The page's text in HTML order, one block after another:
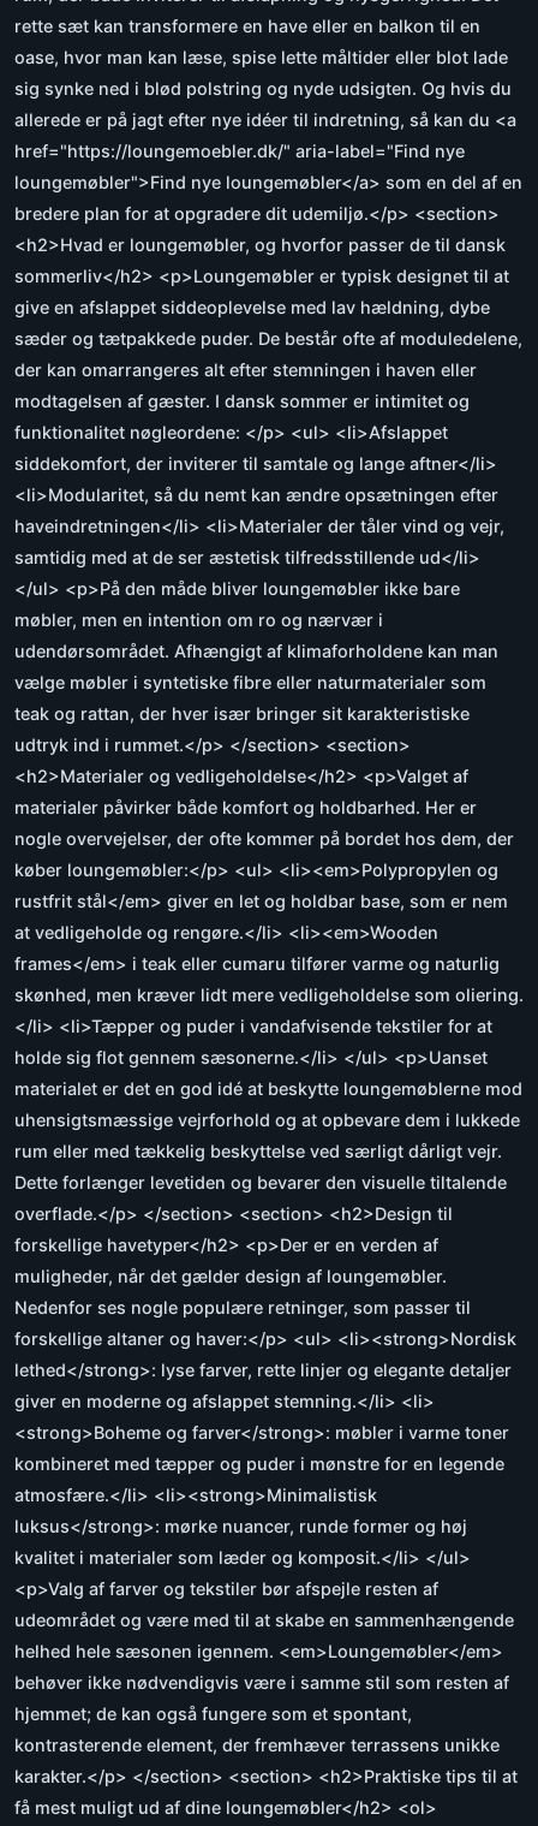
rette sæt kan transformere en have eller en balkon til en
oase, hvor man kan læse, spise lette måltider eller blot lade
sig synke ned i blød polstring og nyde udsigten. Og hvis du
allerede er på jagt efter nye idéer til indretning, så kan du <a
href="https://loungemoebler.dk/" aria-label="Find nye
loungemøbler">Find nye loungemøbler</a> som en del af en
bredere plan for at opgradere dit udemiljø.</p> <section>
<h2>Hvad er loungemøbler, og hvorfor passer de til dansk
sommerliv</h2> <p>Loungemøbler er typisk designet til at
give en afslappet siddeoplevelse med lav hældning, dybe
sæder og tætpakkede puder. De består ofte af moduledelene,
der kan omarrangeres alt efter stemningen i haven eller
modtagelsen af gæster. I dansk sommer er intimitet og
funktionalitet nøgleordene: </p> <ul> <li>Afslappet
siddekomfort, der inviterer til samtale og lange aftner</li>
<li>Modularitet, så du nemt kan ændre opsætningen efter
haveindretningen</li> <li>Materialer der tåler vind og vejr,
samtidig med at de ser æstetisk tilfredsstillende ud</li>
</ul> <p>På den måde bliver loungemøbler ikke bare
møbler, men en intention om ro og nærvær i
udendørsområdet. Afhængigt af klimaforholdene kan man
vælge møbler i syntetiske fibre eller naturmaterialer som
teak og rattan, der hver især bringer sit karakteristiske
udtryk ind i rummet.</p> </section> <section>
<h2>Materialer og vedligeholdelse</h2> <p>Valget af
materialer påvirker både komfort og holdbarhed. Her er
nogle overvejelser, der ofte kommer på bordet hos dem, der
køber loungemøbler:</p> <ul> <li><em>Polypropylen og
rustfrit stål</em> giver en let og holdbar base, som er nem
at vedligeholde og rengøre.</li> <li><em>Wooden
frames</em> i teak eller cumaru tilfører varme og naturlig
skønhed, men kræver lidt mere vedligeholdelse som oliering.
</li> <li>Tæpper og puder i vandafvisende tekstiler for at
holde sig flot gennem sæsonerne.</li> </ul> <p>Uanset
materialet er det en god idé at beskytte loungemøblerne mod
uhensigtsmæssige vejrforhold og at opbevare dem i lukkede
rum eller med tækkelig beskyttelse ved særligt dårligt vejr.
Dette forlænger levetiden og bevarer den visuelle tiltalende
overflade.</p> </section> <section> <h2>Design til
forskellige havetyper</h2> <p>Der er en verden af
muligheder, når det gælder design af loungemøbler.
Nedenfor ses nogle populære retninger, som passer til
forskellige altaner og haver:</p> <ul> <li><strong>Nordisk
lethed</strong>: lyse farver, rette linjer og elegante detaljer
giver en moderne og afslappet stemning.</li> <li>
<strong>Boheme og farver</strong>: møbler i varme toner
kombineret med tæpper og puder i mønstre for en legende
atmosfære.</li> <li><strong>Minimalistisk
luksus</strong>: mørke nuancer, runde former og høj
kvalitet i materialer som læder og komposit.</li> </ul>
<p>Valg af farver og tekstiler bør afspejle resten af
udeområdet og være med til at skabe en sammenhængende
helhed hele sæsonen igennem. <em>Loungemøbler</em>
behøver ikke nødvendigvis være i samme stil som resten af
hjemmet; de kan også fungere som et spontant,
kontrasterende element, der fremhæver terrassens unikke
karakter.</p> </section> <section> <h2>Praktiske tips til at
få mest muligt ud af dine loungemøbler</h2> <ol>